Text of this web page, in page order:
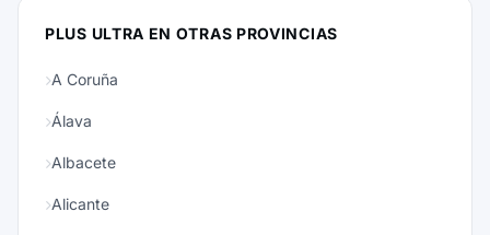
PLUS ULTRA EN OTRAS PROVINCIAS
A Coruña
Álava
Albacete
Alicante